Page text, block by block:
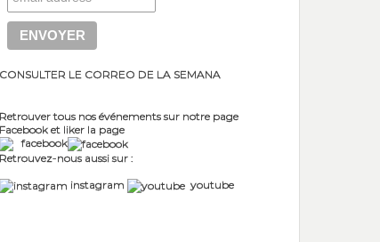
CONSULTER LE CORREO DE LA SEMANA
Retrouver tous nos événements sur notre page
Facebook et liker la page
facebook
Retrouvez-nous aussi sur :
instagram
youtube